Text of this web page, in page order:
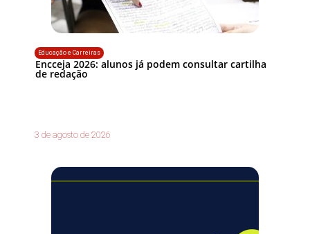
Educação e Carreiras
Encceja 2026: alunos já podem consultar cartilha
de redação
3 de agosto de 2026